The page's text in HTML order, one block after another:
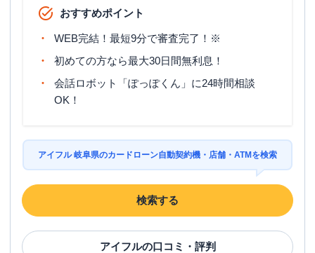
おすすめポイント
WEB完結！最短9分で審査完了！※
初めての方なら最大30日間無利息！
会話ロボット「ぽっぽくん」に24時間相談
OK！
アイフル 岐阜県のカードローン自動契約機・店舗・ATMを検索
検索する
アイフルの口コミ・評判